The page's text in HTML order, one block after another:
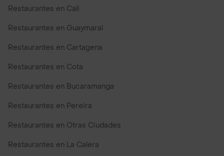
Restaurantes en Cali
Restaurantes en Guaymaral
Restaurantes en Cartagena
Restaurantes en Cota
Restaurantes en Bucaramanga
Restaurantes en Pereira
Restaurantes en Otras Ciudades
Restaurantes en La Calera